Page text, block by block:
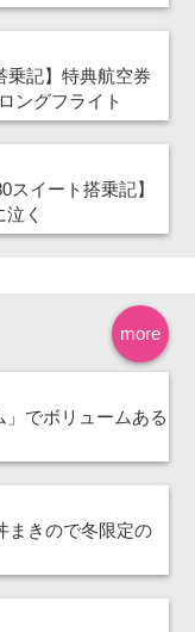
乗記】特典航空券
ングフライト
スイート搭乗記】
く
more
でボリュームある
まきので冬限定の